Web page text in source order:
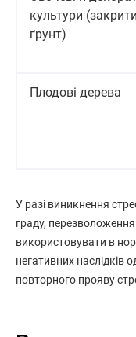
культури
ґрунт)
Плодові дерева
У разі виникнення
граду,
використовувати в
негативних наслідків
повторного прояву